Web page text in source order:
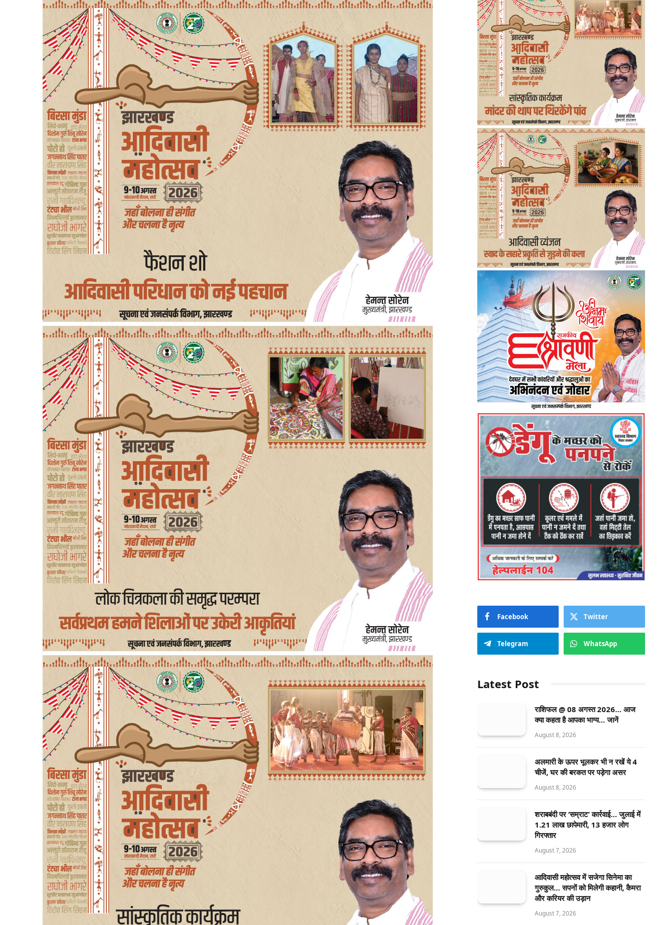
Facebook Twitter
Telegram WhatsApp
Latest Post
राशिफल @ 08 अगस्त 2026… आज
क्या कहता है आपका भाग्य… जानें
August 8, 2026
अलमारी के ऊपर भूलकर भी न रखें ये 4
चीजें, घर की बरकत पर पड़ेगा असर
August 8, 2026
शराबबंदी पर ‘सम्राट’ कार्रवाई… जुलाई में
1.21 लाख छापेमारी, 13 हजार लोग
गिरफ्तार
August 7, 2026
आदिवासी महोत्सव में सजेगा सिनेमा का
गुरुकुल… सपनों को मिलेगी कहानी, कैमरा
और करियर की उड़ान
August 7, 2026